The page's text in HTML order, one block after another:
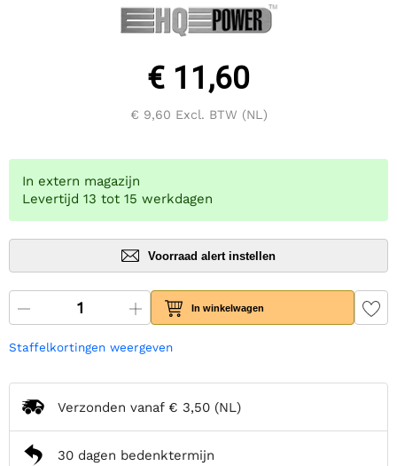
€ 11,60
€ 9,60 Excl. BTW (NL)
In extern magazijn
Levertijd 13 tot 15 werkdagen
Voorraad alert instellen
In winkelwagen
Staffelkortingen weergeven
Verzonden vanaf € 3,50 (NL)
30 dagen bedenktermijn